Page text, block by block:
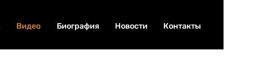
Видео Биография Новости Контакты